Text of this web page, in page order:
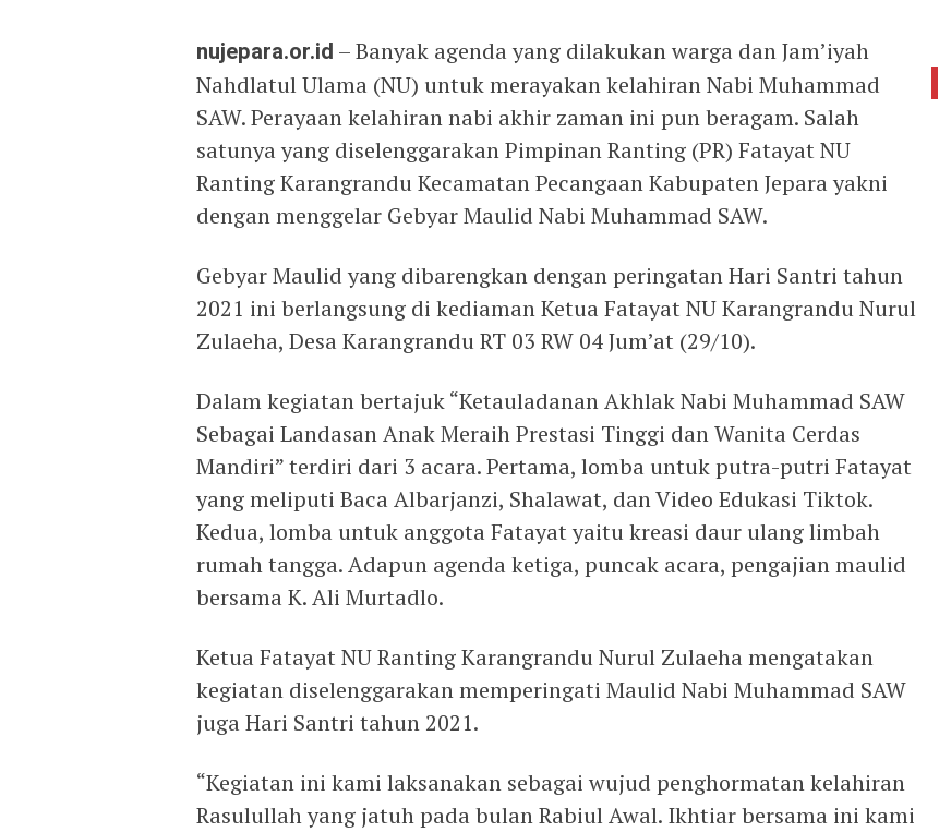
nujepara.or.id – Banyak agenda yang dilakukan warga dan Jam’iyah
Nahdlatul Ulama (NU) untuk merayakan kelahiran Nabi Muhammad
SAW. Perayaan kelahiran nabi akhir zaman ini pun beragam. Salah
satunya yang diselenggarakan Pimpinan Ranting (PR) Fatayat NU
Ranting Karangrandu Kecamatan Pecangaan Kabupaten Jepara yakni
dengan menggelar Gebyar Maulid Nabi Muhammad SAW.
Gebyar Maulid yang dibarengkan dengan peringatan Hari Santri tahun
2021 ini berlangsung di kediaman Ketua Fatayat NU Karangrandu Nurul
Zulaeha, Desa Karangrandu RT 03 RW 04 Jum’at (29/10).
Dalam kegiatan bertajuk “Ketauladanan Akhlak Nabi Muhammad SAW
Sebagai Landasan Anak Meraih Prestasi Tinggi dan Wanita Cerdas
Mandiri” terdiri dari 3 acara. Pertama, lomba untuk putra-putri Fatayat
yang meliputi Baca Albarjanzi, Shalawat, dan Video Edukasi Tiktok.
Kedua, lomba untuk anggota Fatayat yaitu kreasi daur ulang limbah
rumah tangga. Adapun agenda ketiga, puncak acara, pengajian maulid
bersama K. Ali Murtadlo.
Ketua Fatayat NU Ranting Karangrandu Nurul Zulaeha mengatakan
kegiatan diselenggarakan memperingati Maulid Nabi Muhammad SAW
juga Hari Santri tahun 2021.
“Kegiatan ini kami laksanakan sebagai wujud penghormatan kelahiran
Rasulullah yang jatuh pada bulan Rabiul Awal. Ikhtiar bersama ini kami